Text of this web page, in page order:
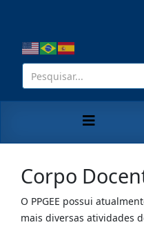
Corpo
O PPGEE possui
mais diversas atividades